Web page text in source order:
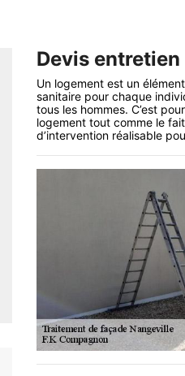
Devis
Un logement est un
sanitaire pour chaque
tous les hommes. C’est
logement tout comme le
d’intervention réalisable